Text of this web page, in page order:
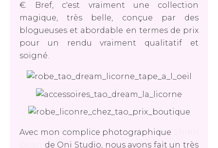
€. Bref, c'est vraiment une collection
magique, très belle, conçue par des
blogueuses et abordable en termes de prix
pour un rendu vraiment qualitatif et
soigné.
Avec mon complice photographique
de Oni Studio, nous avons fait un très